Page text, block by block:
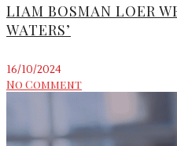
LIAM BOSMAN LOER
WATERS’
16/10/2024
No Comment